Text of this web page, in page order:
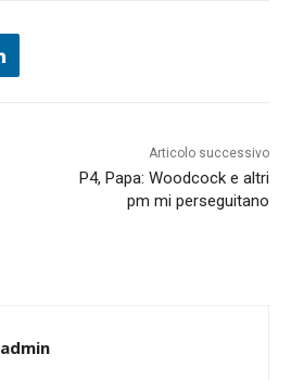
Articolo successivo
P4, Papa: Woodcock e altri
pm mi perseguitano
admin